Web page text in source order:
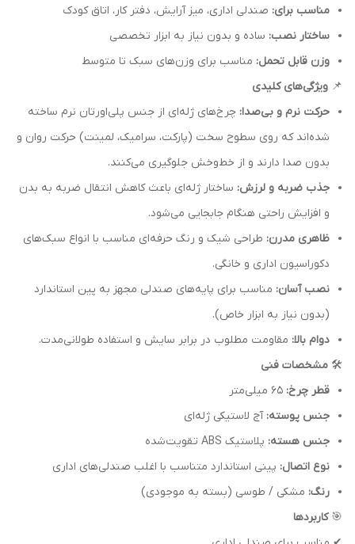
مناسب برای: صندلی اداری، میز آرایش، دفتر کار، اتاق کودک
ساختار نصب: ساده و بدون نیاز به ابزار تخصصی
وزن قابل تحمل: مناسب برای وزن‌های سبک تا متوسط
📌 ویژگی‌های کلیدی
حرکت نرم و بی‌صدا: چرخ‌های ژله‌ای از جنس پلی‌اورتان نرم ساخته
شده‌اند که روی سطوح سخت (پارکت، سرامیک، لمینت) حرکت روان و
بدون صدا دارند و از خط‌و‌خش جلوگیری می‌کنند.
جذب ضربه و لرزش: ساختار ژله‌ای باعث کاهش انتقال ضربه به بدن
و افزایش راحتی هنگام جابجایی می‌شود.
ظاهری مدرن: طراحی شیک و رنگ حرفه‌ای مناسب با انواع سبک‌های
دکوراسیون اداری و خانگی.
نصب آسان: مناسب برای پایه‌های صندلی مجهز به پین استاندارد
(بدون نیاز به ابزار خاص).
دوام بالا: مقاومت مطلوب در برابر سایش و استفاده طولانی‌مدت.
🛠 مشخصات فنی
قطر چرخ:
جنس پوسته: آج لاستیکی ژله‌ای
جنس هسته: پلاستیک ABS تقویت‌شده
نوع اتصال: پینی استاندارد متناسب با اغلب صندلی‌های اداری
رنگ: مشکی / طوسی (بسته به موجودی)
🎯کاربردها